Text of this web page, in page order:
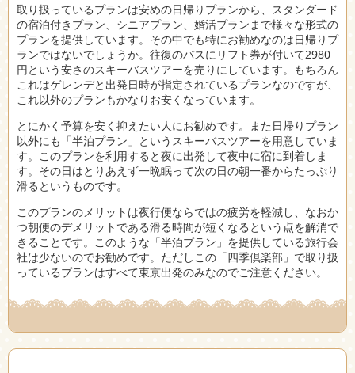
取り扱っているプランは安めの日帰りプランから、スタンダード
の宿泊付きプラン、シニアプラン、婚活プランまで様々な形式の
プランを提供しています。その中でも特にお勧めなのは日帰りプ
ランではないでしょうか。往復のバスにリフト券が付いて2980
円という安さのスキーバスツアーを売りにしています。もちろん
これはゲレンデと出発日時が指定されているプランなのですが、
これ以外のプランもかなりお安くなっています。
とにかく予算を安く抑えたい人にお勧めです。また日帰りプラン
以外にも「半泊プラン」というスキーバスツアーを用意していま
す。このプランを利用すると夜に出発して夜中に宿に到着しま
す。その日はとりあえず一晩眠って次の日の朝一番からたっぷり
滑るというものです。
このプランのメリットは夜行便ならではの疲労を軽減し、なおか
つ朝便のデメリットである滑る時間が短くなるという点を解消で
きることです。このような「半泊プラン」を提供している旅行会
社は少ないのでお勧めです。ただしこの「四季倶楽部」で取り扱
っているプランはすべて東京出発のみなのでご注意ください。